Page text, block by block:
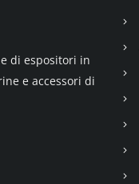
di espositori in
e accessori di